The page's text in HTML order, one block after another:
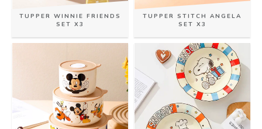
TUPPER WINNIE FRIENDS
SET X3
TUPPER STITCH ANGELA
SET X3